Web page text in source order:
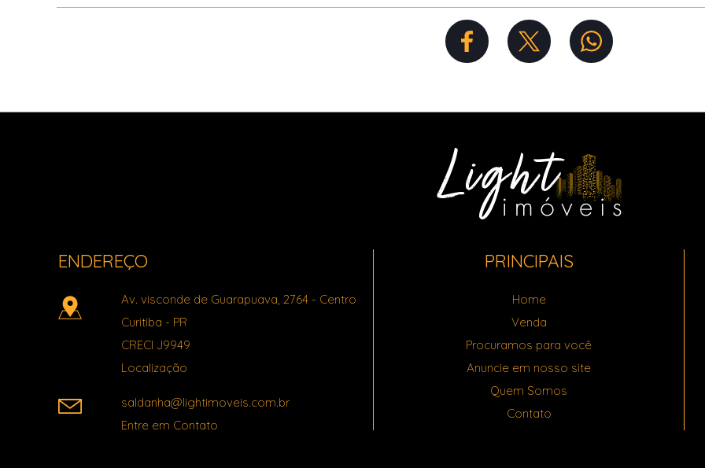
ENDEREÇO
Av. visconde de Guarapuava, 2764 - Centro
Curitiba - PR
CRECI J9949
Localização
saldanha@lightimoveis.com.br
Entre em Contato
PRINCIPAIS
Home
Venda
Procuramos para você
Anuncie em nosso site
Quem Somos
Contato